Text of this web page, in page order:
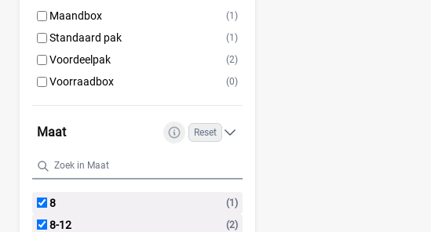
Maandbox (1)
Standaard pak (1)
Voordeelpak (2)
Voorraadbox (0)
Maat Reset
8 (1)
8-12 (2)